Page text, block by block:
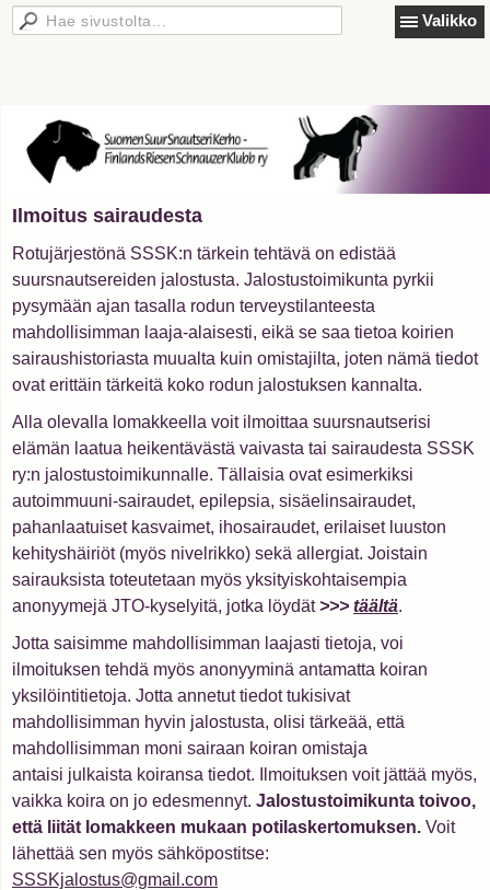
Valikko
Ilmoitus sairaudesta
Rotujärjestönä SSSK:n tärkein tehtävä on edistää
suursnautsereiden jalostusta. Jalostustoimikunta pyrkii
pysymään ajan tasalla rodun terveystilanteesta
mahdollisimman laaja-alaisesti, eikä se saa tietoa koirien
sairaushistoriasta muualta kuin omistajilta, joten nämä tiedot
ovat erittäin tärkeitä koko rodun jalostuksen kannalta.
Alla olevalla lomakkeella voit ilmoittaa suursnautserisi
elämän laatua heikentävästä vaivasta tai sairaudesta SSSK
ry:n jalostustoimikunnalle. Tällaisia ovat esimerkiksi
autoimmuuni-sairaudet, epilepsia, sisäelinsairaudet,
pahanlaatuiset kasvaimet, ihosairaudet, erilaiset luuston
kehityshäiriöt (myös nivelrikko) sekä allergiat. Joistain
sairauksista toteutetaan myös yksityiskohtaisempia
anonyymejä JTO-kyselyitä, jotka löydät >>> täältä.
Jotta saisimme mahdollisimman laajasti tietoja, voi
ilmoituksen tehdä myös anonyyminä antamatta koiran
yksilöintitietoja. Jotta annetut tiedot tukisivat
mahdollisimman hyvin jalostusta, olisi tärkeää, että
mahdollisimman moni sairaan koiran omistaja
antaisi julkaista koiransa tiedot. Ilmoituksen voit jättää myös,
vaikka koira on jo edesmennyt. Jalostustoimikunta toivoo,
että liität lomakkeen mukaan potilaskertomuksen. Voit
lähettää sen myös sähköpostitse:
SSSKjalostus@gmail.com